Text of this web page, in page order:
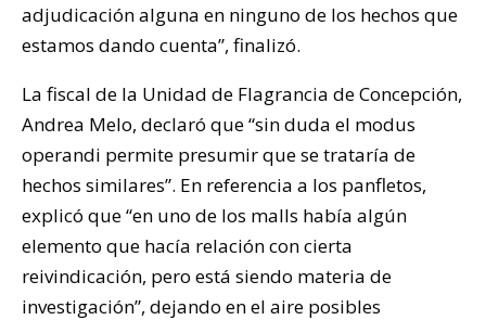
adjudicación alguna en ninguno de los hechos que
estamos dando cuenta”, finalizó.
La fiscal de la Unidad de Flagrancia de Concepción,
Andrea Melo, declaró que “sin duda el modus
operandi permite presumir que se trataría de
hechos similares”. En referencia a los panfletos,
explicó que “en uno de los malls había algún
elemento que hacía relación con cierta
reivindicación, pero está siendo materia de
investigación”, dejando en el aire posibles